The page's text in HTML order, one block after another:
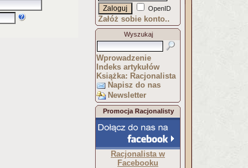
OpenID
Załóż sobie konto..
Wyszukaj
Wprowadzenie
Indeks artykułów
Książka: Racjonalista
Napisz do nas
Newsletter
Promocja Racjonalisty
Racjonalista w
Facebooku